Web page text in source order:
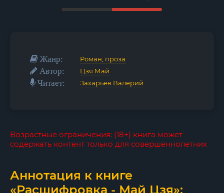
Жанр: Роман, проза
Автор: Цзя Май
Читает: Захарьев Валерий
Возрастные ограничения: (18+) книга может
содержать контент только для совершеннолетних
Аннотация к книге
«Расшифровка - Май Цзя»: